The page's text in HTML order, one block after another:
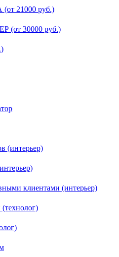
21000 руб.)
(от 30000 руб.)
(интерьер)
клиентами (интерьер)